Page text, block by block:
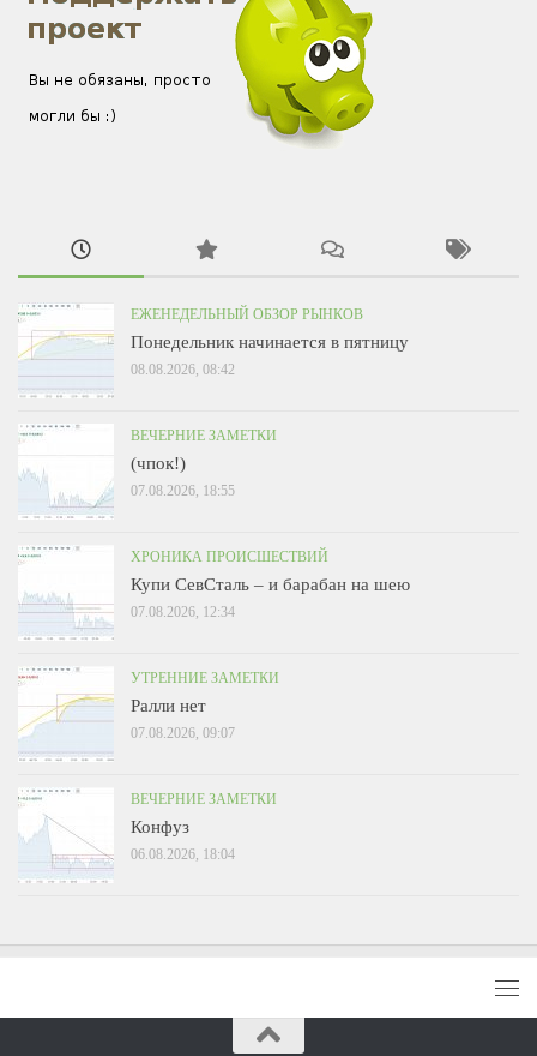
ЕЖЕНЕДЕЛЬНЫЙ ОБЗОР РЫНКОВ
Понедельник начинается в пятницу
08.08.2026, 08:42
ВЕЧЕРНИЕ ЗАМЕТКИ
(чпок!)
07.08.2026, 18:55
ХРОНИКА ПРОИСШЕСТВИЙ
Купи СевСталь – и барабан на шею
07.08.2026, 12:34
УТРЕННИЕ ЗАМЕТКИ
Ралли нет
07.08.2026, 09:07
ВЕЧЕРНИЕ ЗАМЕТКИ
Конфуз
06.08.2026, 18:04